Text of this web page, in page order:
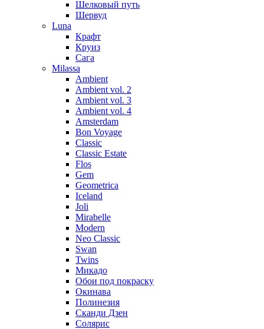
Шелковый путь
Шервуд
Luna
Крафт
Круиз
Сага
Milassa
Ambient
Ambient vol. 2
Ambient vol. 3
Ambient vol. 4
Amsterdam
Bon Voyage
Classic
Classic Estate
Flos
Gem
Geometrica
Iceland
Joli
Mirabelle
Modern
Neo Classic
Swan
Twins
Микадо
Обои под покраску
Окинава
Полинезия
Сканди Дзен
Солярис